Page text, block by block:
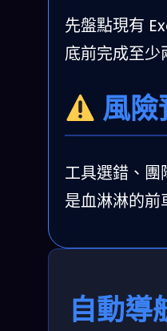
先盤點現有
底前完成至少
風險
工具選錯、
是血淋淋的前
自動導